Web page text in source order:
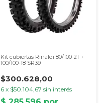
Kit cubiertas Rinaldi 80/100-21 +
100/100-18 SR39
$300.628,00
6 x $50.104,67 sin interés